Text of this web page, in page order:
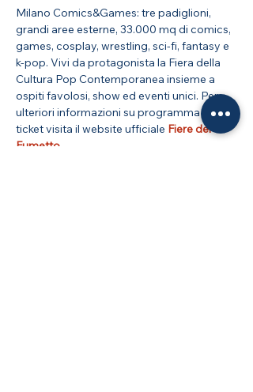
Milano Comics&Games: tre padiglioni,
grandi aree esterne, 33.000 mq di comics,
games, cosplay, wrestling, sci-fi, fantasy e
k-pop. Vivi da protagonista la Fiera della
Cultura Pop Contemporanea insieme a
ospiti favolosi, show ed eventi unici. Per
ulteriori informazioni su programma e
ticket visita il website ufficiale Fiere del
Fumetto